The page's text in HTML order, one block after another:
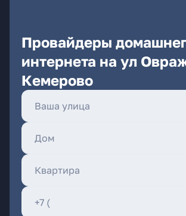
Провайдеры
интернета на ул
Кемерово